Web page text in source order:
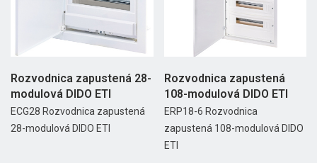
Rozvodnica zapustená 28-
modulová DIDO ETI
ECG28 Rozvodnica zapustená
28-modulová DIDO ETI
Rozvodnica zapustená
108-modulová DIDO ETI
ERP18-6 Rozvodnica
zapustená 108-modulová DIDO
ETI